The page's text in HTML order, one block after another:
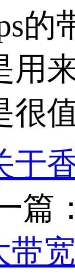
的
用
很
于
篇
带